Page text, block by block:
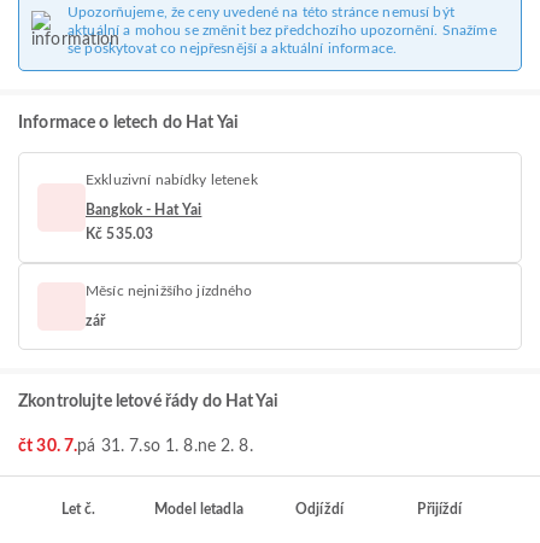
Upozorňujeme, že ceny uvedené na této stránce nemusí být
aktuální a mohou se změnit bez předchozího upozornění. Snažíme
se poskytovat co nejpřesnější a aktuální informace.
Informace o letech do Hat Yai
Exkluzivní nabídky letenek
Bangkok - Hat Yai
Kč 535.03
Měsíc nejnižšího jízdného
zář
Zkontrolujte letové řády do Hat Yai
čt 30. 7.pá 31. 7.so 1. 8.ne 2. 8.
Let č. Model letadla Odjíždí Přijíždí